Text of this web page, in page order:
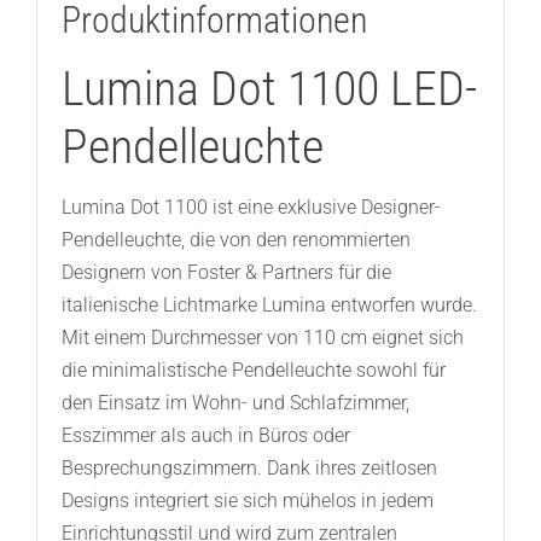
Produktinformationen
Lumina Dot 1100 LED-
Pendelleuchte
Lumina Dot 1100 ist eine exklusive Designer-
Pendelleuchte, die von den renommierten
Designern von Foster & Partners für die
italienische Lichtmarke Lumina entworfen wurde.
Mit einem Durchmesser von 110 cm eignet sich
die minimalistische Pendelleuchte sowohl für
den Einsatz im Wohn- und Schlafzimmer,
Esszimmer als auch in Büros oder
Besprechungszimmern. Dank ihres zeitlosen
Designs integriert sie sich mühelos in jedem
Einrichtungsstil und wird zum zentralen